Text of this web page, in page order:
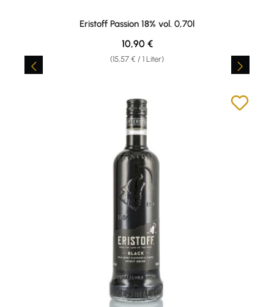
Eristoff Passion 18% vol. 0,70l
(15,57 € / 1 Liter)
Regulärer Preis:
10,90 €